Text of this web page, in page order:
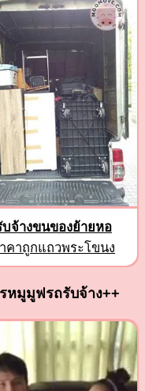
บจ้างขนของย้ายหอ
คาถูกแถวพระโขนง
หมูมูฟรถรับจ้าง++